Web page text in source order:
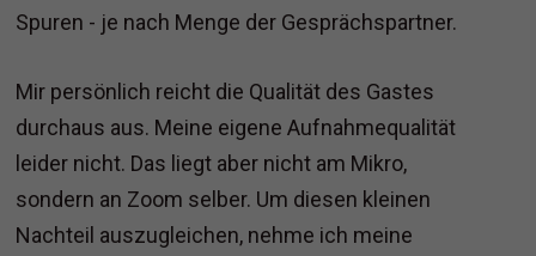
Spuren - je nach Menge der Gesprächspartner.
Mir persönlich reicht die Qualität des Gastes
durchaus aus. Meine eigene Aufnahmequalität
leider nicht. Das liegt aber nicht am Mikro,
sondern an Zoom selber. Um diesen kleinen
Nachteil auszugleichen, nehme ich meine